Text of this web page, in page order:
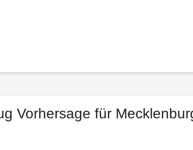
Vorhersage für